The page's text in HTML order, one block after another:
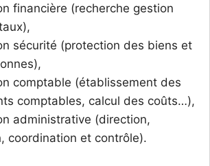
financière (recherche gestion
sécurité (protection des biens et
comptable (établissement des
comptables, calcul des coûts…),
administrative (direction,
coordination et contrôle).